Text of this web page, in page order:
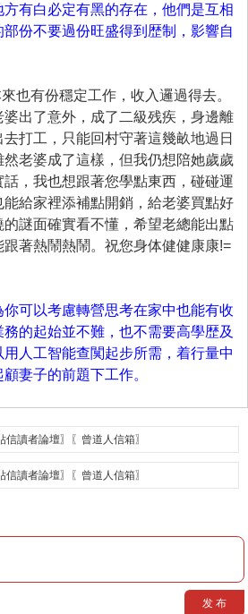
有白必定有黑的存在，他們是互相
份不要過份旺盛得到歴制，影響自
也有份穩定工作，收入邏過得去。
出了意外，成了二級残疾，身邊離
打工，只能回村守著這幾畝地過日
老婆成了這樣，但我仍想陪她歲歲
，我也想跟著您學點東西，碰碰運
給家裡添補點開銷，給老婆買點好
謎面確實看不懂，希望老總能出點
著熱鬧熱鬧。祝您身体健健康康!=
可以考慮轉營思考在家中也能有收
的起始並不難，也不需要高學歴及
人工智能查闃起步所需，着行量中
妻子的前題下工作。
信讀者論壇〗〖曾道人信箱〗
信讀者論壇〗〖曾道人信箱〗
发 布